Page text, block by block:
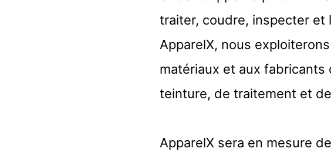
traiter, coudre, inspecter et
ApparelX, nous
matériaux et aux
teinture, de traitement et
ApparelX sera en mesure